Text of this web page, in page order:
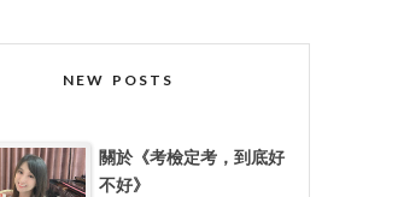
NEW POSTS
關於《考檢定考，到底好
不好》